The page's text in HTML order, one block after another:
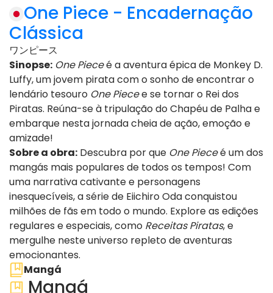
One Piece - Encadernação
Clássica
ワンピース
Sinopse: One Pieceé a aventura épica de Monkey D.
Luffy, um jovem pirata com o sonho de encontrar o
lendário tesouro One Piecee se tornar o Rei dos
Piratas. Reúna-se à tripulação do Chapéu de Palha e
embarque nesta jornada cheia de ação, emoção e
amizade!
Sobre a obra: Descubra por que One Pieceé um dos
mangás mais populares de todos os tempos! Com
uma narrativa cativante e personagens
inesquecíveis, a série de Eiichiro Oda conquistou
milhões de fãs em todo o mundo. Explore as edições
regulares e especiais, como Receitas Piratas, e
mergulhe neste universo repleto de aventuras
emocionantes.
Mangá
Mangá